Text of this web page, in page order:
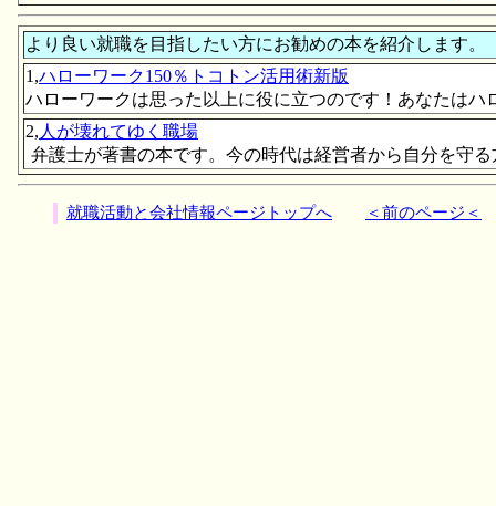
より良い就職を目指したい方にお勧めの本を紹介します。
1,ハローワーク150％トコトン活用術新版
ハローワークは思った以上に役に立つのです！あなたはハ
2, 人が壊れてゆく職場
弁護士が著書の本です。今の時代は経営者から自分を守
就職活動と会社情報ページトップへ ＜前のページ＜